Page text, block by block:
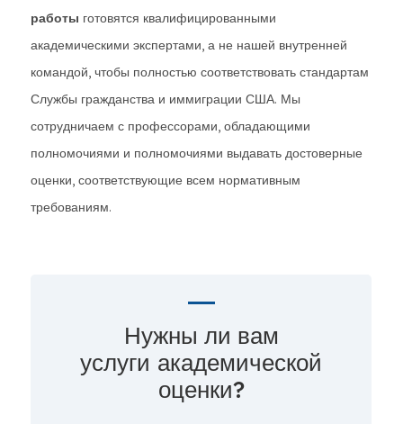
работы готовятся квалифицированными
академическими экспертами, а не нашей внутренней
командой, чтобы полностью соответствовать стандартам
Службы гражданства и иммиграции США. Мы
сотрудничаем с профессорами, обладающими
полномочиями и полномочиями выдавать достоверные
оценки, соответствующие всем нормативным
требованиям.
Нужны ли вам
услуги академической
оценки?